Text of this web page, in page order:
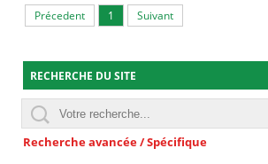
Précedent 1 Suivant
RECHERCHE DU SITE
Recherche avancée / Spécifique